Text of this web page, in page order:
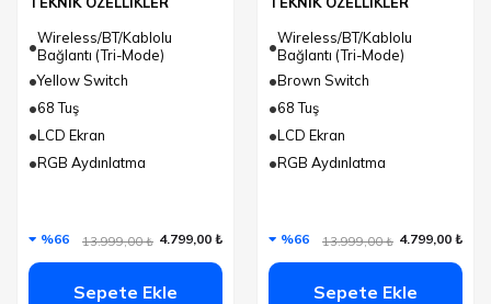
Wireless/BT/Kablolu
Bağlantı (Tri-Mode)
Yellow Switch
68 Tuş
LCD Ekran
RGB Aydınlatma
%66 4.799,00 ₺
13.999,00 ₺
Sepete Ekle
Wireless/BT/Kablolu
Bağlantı (Tri-Mode)
Brown Switch
68 Tuş
LCD Ekran
RGB Aydınlatma
%66 4.799,00 ₺
13.999,00 ₺
Sepete Ekle